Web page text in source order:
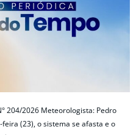
204/2026 Meteorologista: Pedro
feira (23), o sistema se afasta e o